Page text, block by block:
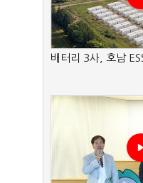
배터리 3사, 호남